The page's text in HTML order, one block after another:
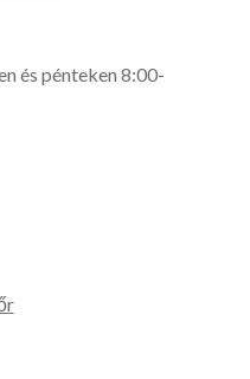
és pénteken 8:00-